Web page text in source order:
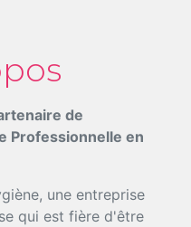
de
Professionnelle en
une entreprise
qui est fière d'être